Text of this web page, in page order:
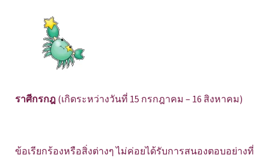
ราศีกรกฎ (เกิดระหว่างวันที่ 15 กรกฎาคม – 16 สิงหาคม)
ข้อเรียกร้องหรือสิ่งต่างๆ ไม่ค่อยได้รับการสนองตอบอย่างที่